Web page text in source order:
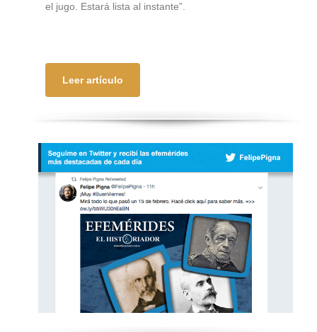
el jugo. Estará lista al instante”.
Leer artículo